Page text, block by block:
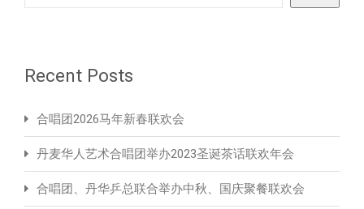
Recent Posts
合唱团2026马年新春联欢会
丹麦华人艺术合唱团举办2023圣诞茶话联欢年会
合唱团、丹华乒总联合举办中秋、国庆聚餐联欢会